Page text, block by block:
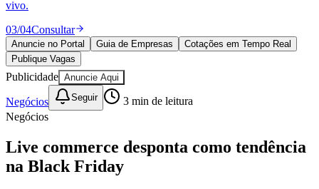
Saúde
Segurança
Cultura
Meio Ambiente
Obras
Educação
Bairros de Barueri
Selecione sua regiãoPara notícias da sua região
vivo.
03/04Consultar
Anuncie no Portal Guia de Empresas
Cotações em Tempo Real
Publique Vagas
Publicidade Anuncie Aqui
Negócios Seguir 3 min de leitura
Negócios
Live commerce desponta como tendência
na Black Friday